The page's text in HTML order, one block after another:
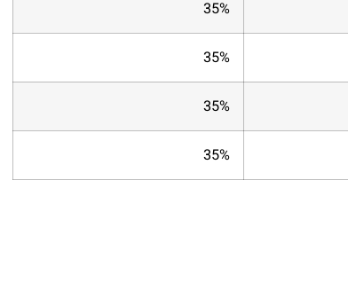
35%
35%
35%
35%